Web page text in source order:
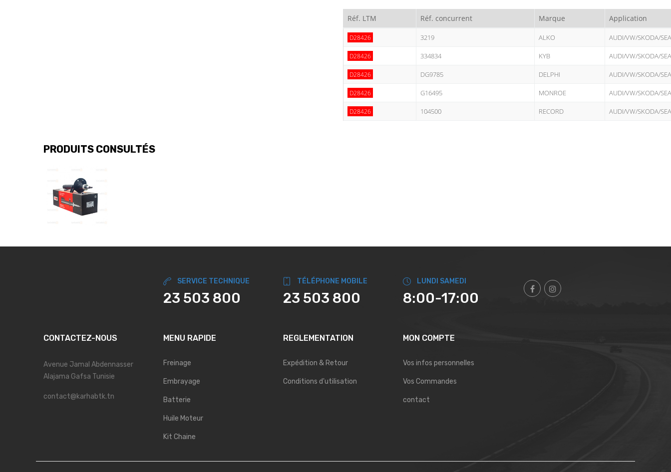
Réf. LTM Réf. concurrent Marque Application
D28426 3219 ALKO AUDI/VW/SKODA/
D28426 334834 KYB AUDI/VW/SKODA/
D28426 DG9785 DELPHI AUDI/VW/SKODA/
D28426 G16495 MONROE AUDI/VW/SKODA/
D28426 104500 RECORD AUDI/VW/SKODA/
PRODUITS CONSULTÉS
SERVICE TECHNIQUE
23 503 800
TÉLÉPHONE MOBILE
23 503 800
LUNDI SAMEDI
8:00-17:00
CONTACTEZ-NOUS
Avenue Jamal Abdennasser
Alajama Gafsa Tunisie
contact@karhabtk.tn
MENU RAPIDE
Freinage
Embrayage
Batterie
Huile Moteur
Kit Chaine
REGLEMENTATION
Expédition & Retour
Conditions d'utilisation
MON COMPTE
Vos infos personnelles
Vos Commandes
contact